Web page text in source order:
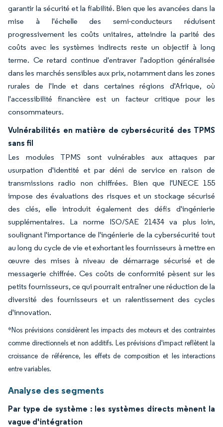
garantir la sécurité et la fiabilité. Bien que les avancées dans la
mise à l'échelle des semi-conducteurs réduisent
progressivement les coûts unitaires, atteindre la parité des
coûts avec les systèmes indirects reste un objectif à long
terme. Ce retard continue d'entraver l'adoption généralisée
dans les marchés sensibles aux prix, notamment dans les zones
rurales de l'Inde et dans certaines régions d'Afrique, où
l'accessibilité financière est un facteur critique pour les
consommateurs.
Vulnérabilités en matière de cybersécurité des TPMS
sans fil
Les modules TPMS sont vulnérables aux attaques par
usurpation d'identité et par déni de service en raison de
transmissions radio non chiffrées. Bien que l'UNECE 155
impose des évaluations des risques et un stockage sécurisé
des clés, elle introduit également des défis d'ingénierie
supplémentaires. La norme ISO/SAE 21434 va plus loin,
soulignant l'importance de l'ingénierie de la cybersécurité tout
au long du cycle de vie et exhortant les fournisseurs à mettre en
œuvre des mises à niveau de démarrage sécurisé et de
messagerie chiffrée. Ces coûts de conformité pèsent sur les
petits fournisseurs, ce qui pourrait entraîner une réduction de la
diversité des fournisseurs et un ralentissement des cycles
d'innovation.
*Nos prévisions considèrent les impacts des moteurs et des contraintes
comme directionnels et non additifs. Les prévisions d'impact reflètent la
croissance de référence, les effets de composition et les interactions
entre variables.
Analyse des segments
Par type de système : les systèmes directs mènent la
vague d'intégration